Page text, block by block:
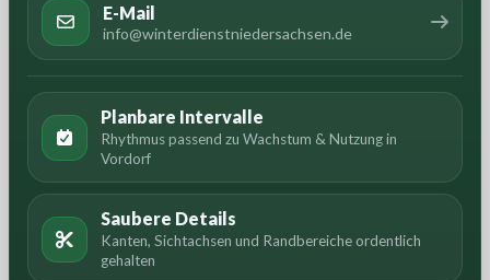
E-Mail
info@winterdienstniedersachsen.de
Planbare Intervalle
Rhythmus passend zu Wachstum & Nutzung in
Vordorf
Saubere Details
Kanten, Sichtachsen und Randbereiche ordentlich
gehalten